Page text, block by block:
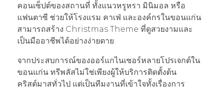
คอนเซ็ปต์ของสถานที่ ทั้งแนวหรูหรา มินิมอล หรือ
แฟนตาซี ช่วยให้โรงแรม คาเฟ่ และองค์กรในขอนแก่น
สามารถสร้าง Christmas Theme ที่ดูสวยงามและ
เป็นมืออาชีพได้อย่างง่ายดาย
จากประสบการณ์ของออร์แกไนเซอร์หลายโปรเจกต์ใน
ขอนแก่น ทรีพลัสไม่ใช่เพียงผู้ให้บริการติดตั้งต้น
คริสต์มาสทั่วไป แต่เป็นทีมงานที่เข้าใจทั้งเรื่องการ